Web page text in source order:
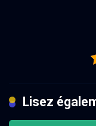
Lisez